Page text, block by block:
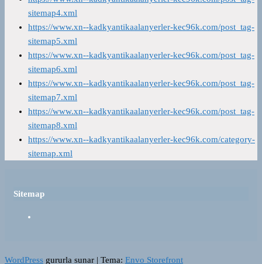
sitemap4.xml
https://www.xn--kadkyantikaalanyerler-kec96k.com/post_tag-
sitemap5.xml
https://www.xn--kadkyantikaalanyerler-kec96k.com/post_tag-
sitemap6.xml
https://www.xn--kadkyantikaalanyerler-kec96k.com/post_tag-
sitemap7.xml
https://www.xn--kadkyantikaalanyerler-kec96k.com/post_tag-
sitemap8.xml
https://www.xn--kadkyantikaalanyerler-kec96k.com/category-
sitemap.xml
Sitemap
WordPress gururla sunar | Tema: Envo Storefront